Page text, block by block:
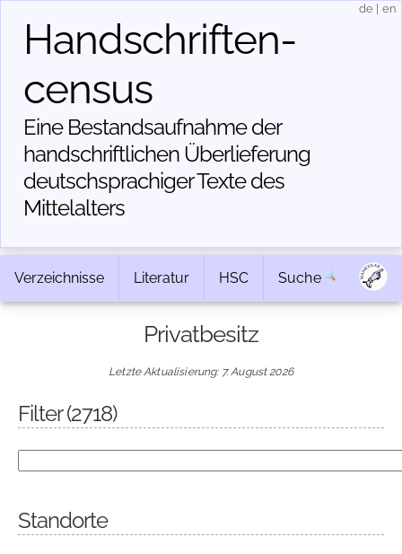
Handschriften­
census
Eine Bestandsaufnahme der
handschriftlichen Über­lieferung
deutschsprachiger Texte des
Mittelalters
de en
Verzeichnisse Literatur HSC Suche
Privatbesitz
Letzte Aktualisierung: 7. August 2026
Filter(2718)
Standorte